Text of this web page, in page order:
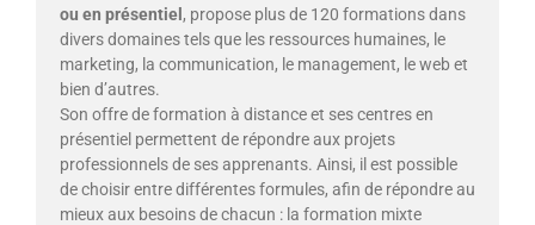
ou en présentiel , propose plus de 120 formations dans
divers domaines tels que les ressources humaines, le
marketing, la communication, le management, le web et
bien d’autres.
Son offre de formation à distance et ses centres en
présentiel permettent de répondre aux projets
professionnels de ses apprenants. Ainsi, il est possible
de choisir entre différentes formules, afin de répondre au
mieux aux besoins de chacun : la formation mixte